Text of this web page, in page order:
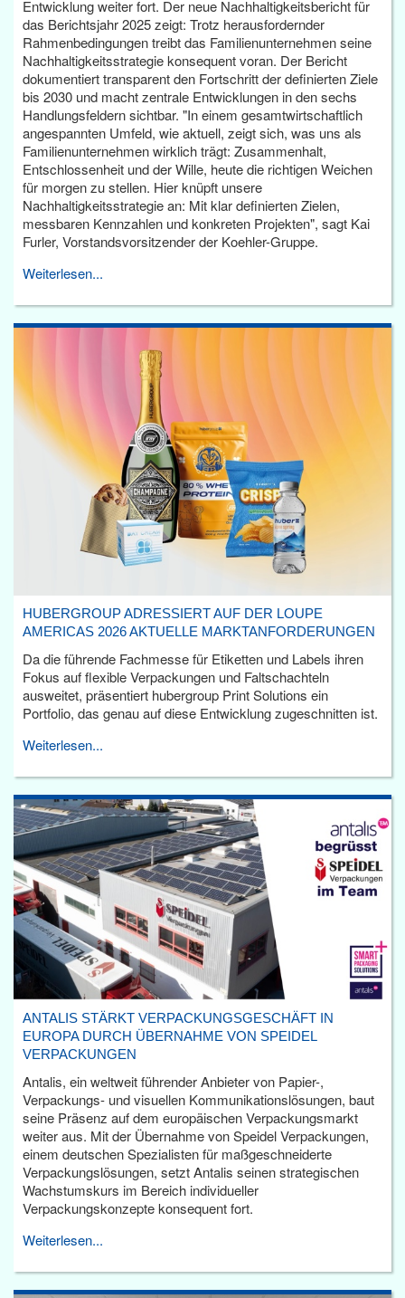
Entwicklung weiter fort. Der neue Nachhaltigkeitsbericht für
das Berichtsjahr 2025 zeigt: Trotz herausfordernder
Rahmenbedingungen treibt das Familienunternehmen seine
Nachhaltigkeitsstrategie konsequent voran. Der Bericht
dokumentiert transparent den Fortschritt der definierten Ziele
bis 2030 und macht zentrale Entwicklungen in den sechs
Handlungsfeldern sichtbar. "In einem gesamtwirtschaftlich
angespannten Umfeld, wie aktuell, zeigt sich, was uns als
Familienunternehmen wirklich trägt: Zusammenhalt,
Entschlossenheit und der Wille, heute die richtigen Weichen
für morgen zu stellen. Hier knüpft unsere
Nachhaltigkeitsstrategie an: Mit klar definierten Zielen,
messbaren Kennzahlen und konkreten Projekten", sagt Kai
Furler, Vorstandsvorsitzender der Koehler-Gruppe.
Weiterlesen...
HUBERGROUP ADRESSIERT AUF DER LOUPE
AMERICAS 2026 AKTUELLE MARKTANFORDERUNGEN
Da die führende Fachmesse für Etiketten und Labels ihren
Fokus auf flexible Verpackungen und Faltschachteln
ausweitet, präsentiert hubergroup Print Solutions ein
Portfolio, das genau auf diese Entwicklung zugeschnitten ist.
Weiterlesen...
ANTALIS STÄRKT VERPACKUNGSGESCHÄFT IN
EUROPA DURCH ÜBERNAHME VON SPEIDEL
VERPACKUNGEN
Antalis, ein weltweit führender Anbieter von Papier-,
Verpackungs- und visuellen Kommunikationslösungen, baut
seine Präsenz auf dem europäischen Verpackungsmarkt
weiter aus. Mit der Übernahme von Speidel Verpackungen,
einem deutschen Spezialisten für maßgeschneiderte
Verpackungslösungen, setzt Antalis seinen strategischen
Wachstumskurs im Bereich individueller
Verpackungskonzepte konsequent fort.
Weiterlesen...